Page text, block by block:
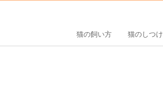
猫の飼い方 猫のしつけ